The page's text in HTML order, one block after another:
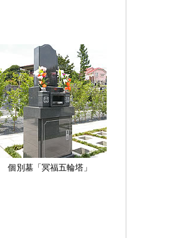
個別墓「冥福五輪塔」